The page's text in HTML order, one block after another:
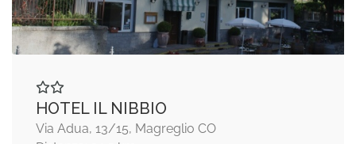
HOTEL IL NIBBIO
Via Adua, 13/15, Magreglio CO